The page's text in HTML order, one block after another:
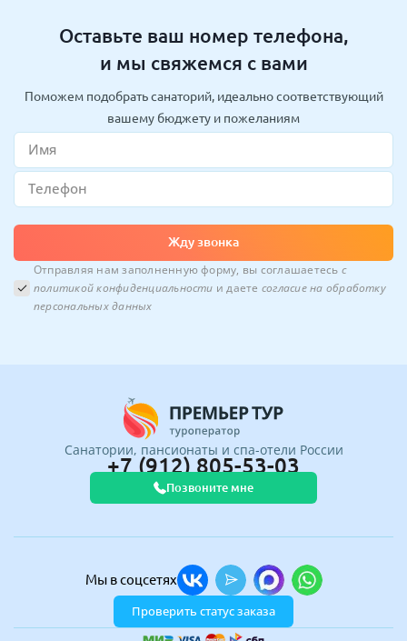
Оставьте ваш номер телефона,
и мы свяжемся с вами
Поможем подобрать санаторий, идеально соответствующий
вашему бюджету и пожеланиям
Жду звонка
Отправляя нам заполненную форму, вы соглашаетесь с
политикой конфиденциальности и даете согласие на обработку
персональных данных
Санатории, пансионаты и спа-отели России
+7 (912) 805-53-03
Позвоните мне
Мы в соцсетях
Проверить статус заказа